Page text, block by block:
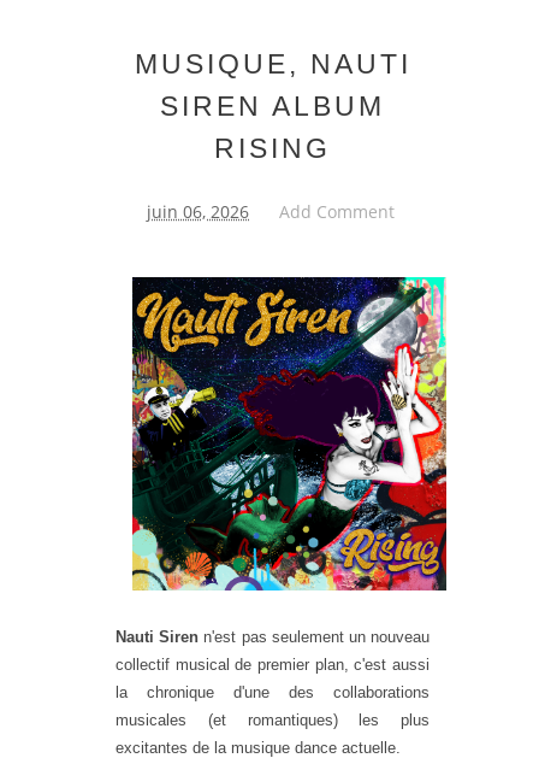
MUSIQUE, NAUTI
SIREN ALBUM
RISING
juin 06, 2026 Add Comment
Nauti Siren n'est pas seulement un nouveau
collectif musical de premier plan, c'est aussi
la chronique d'une des collaborations
musicales (et romantiques) les plus
excitantes de la musique dance actuelle.